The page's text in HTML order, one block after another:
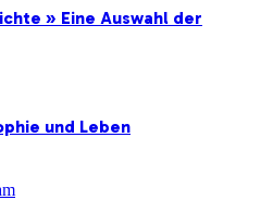
» Eine Auswahl der
und Leben